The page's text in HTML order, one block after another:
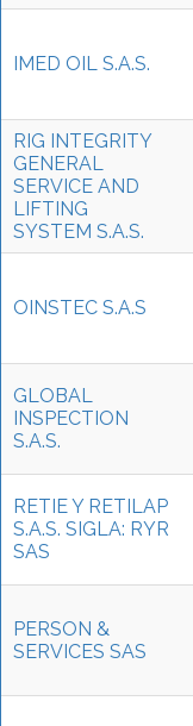
IMED OIL S.A.S.
RIG INTEGRITY
GENERAL
SERVICE AND
LIFTING
SYSTEM S.A.S.
OINSTEC S.A.S
GLOBAL
INSPECTION
S.A.S.
RETIE Y RETILAP
S.A.S. SIGLA: RYR
SAS
PERSON &
SERVICES SAS